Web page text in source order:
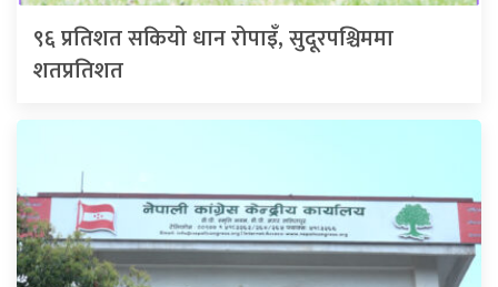
९६ प्रतिशत सकियो धान रोपाइँ, सुदूरपश्चिममा
शतप्रतिशत